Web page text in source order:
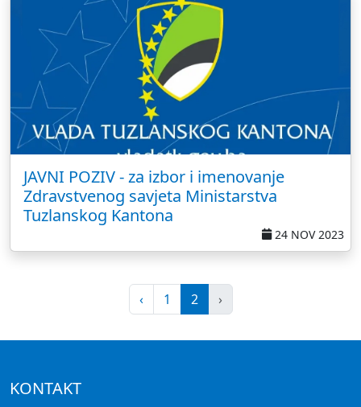
JAVNI POZIV - za izbor i imenovanje
Zdravstvenog savjeta Ministarstva
Tuzlanskog Kantona
24 NOV 2023
‹ 1 2 ›
KONTAKT